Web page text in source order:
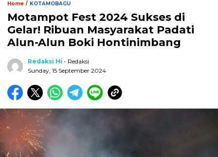
Home / KOTAMOBAGU
Motampot Fest 2024 Sukses di
Gelar! Ribuan Masyarakat Padati
Alun-Alun Boki Hontinimbang
Redaksi Hi - Redaksi
Sunday, 15 September 2024